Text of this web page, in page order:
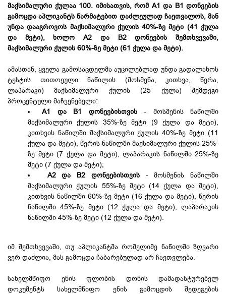
მაქსიმალური ქულაა 100. იმისათვის, რომ A1 და B1 დონეების
გამოცდა აპლიკანტს წარმატებით დაძლეულად ჩაეთვალოს, მან
უნდა დააგროვოს მაქსიმალური ქულის 40%-ზე მეტი (41 ქულა
და მეტი), ხოლო A2 და B2 დონეების შემთხვევაში,
მაქსიმალური ქულის 60%-ზე მეტი (61 ქულა და მეტი).
ამასთან, ყველა გამოსაცდელმა აუცილებლად უნდა გადალახოს
ტესტის თითოეული ნაწილის (მოსმენა, კითხვა, წერა,
ლაპარაკი) მაქსიმალური ქულის (25 ქულა) შემდეგი
პროცენტული მაჩვენებელი:
A1 და B1 დონეებისთვის- მოსმენის ნაწილში
მაქსიმალური ქულის 35%-ზე მეტი (9 ქულა და მეტი),
კითხვის ნაწილში მაქსიმალური ქულის 40%-ზე მეტი (11
ქულა და მეტი), წერის ნაწილში მაქსიმალური ქულის 25%-
ზე მეტი (7 ქულა და მეტი), ლაპარაკის ნაწილში 25%-ზე
მეტი (7 ქულა და მეტი);
A2 და B2 დონეებისთვის- მოსმენის ნაწილში
მაქსიმალური ქულის 55%-ზე მეტი (14 ქულა და მეტი),
კითხვის ნაწილში 60%-ზე მეტი (16 ქულა და მეტი), წერის
ნაწილში 45%-ზე მეტი (12 ქულა და მეტი), ლაპარაკის
ნაწილში 45%-ზე მეტი (12 ქულა და მეტი).
იმ შემთხვევაში, თუ აპლიკანტმა რომელიმე ნაწილში ზღვარი
ვერ დაძლია, მას გამოცდა ჩაბარებულად არ ჩაეთვლება.
სახელმწიფო ენის ფლობის დონის დამადასტურებელ
დოკუმენტს სახელმწიფო ენის გამოცდის შედეგების